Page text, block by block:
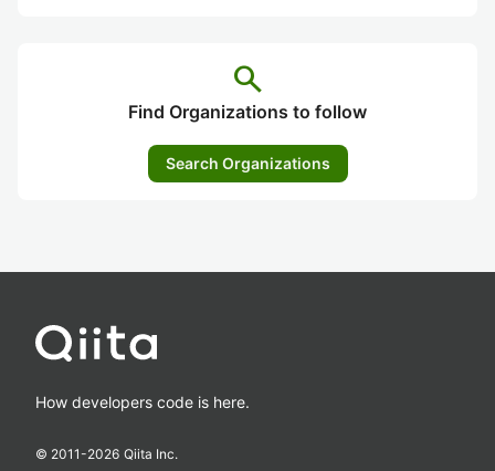
search
Find Organizations to follow
Search Organizations
How developers code is here.
© 2011-2026 Qiita Inc.